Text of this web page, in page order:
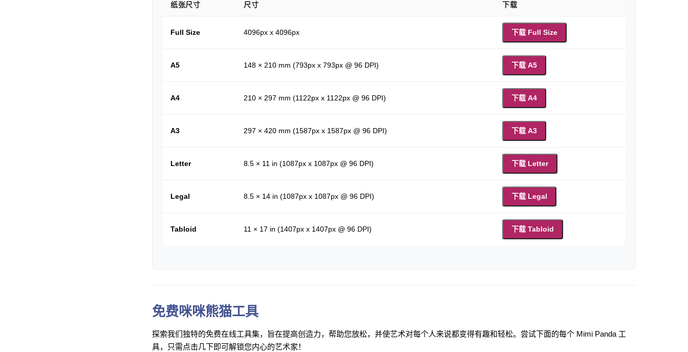
纸张尺寸 尺寸 下载
Full Size 4096px x 4096px 下载 Full Size
A5 148 × 210 mm (793px x 793px @ 96 DPI) 下载 A5
A4 210 × 297 mm (1122px x 1122px @ 96 DPI) 下载 A4
A3 297 × 420 mm (1587px x 1587px @ 96 DPI) 下载 A3
Letter 8.5 × 11 in (1087px x 1087px @ 96 DPI) 下载 Letter
Legal 8.5 × 14 in (1087px x 1087px @ 96 DPI) 下载 Legal
Tabloid 11 × 17 in (1407px x 1407px @ 96 DPI) 下载 Tabloid
免费咪咪熊猫工具
探索我们独特的免费在线工具集，旨在提高创造力，帮助您放松，并使艺术对每个人来说都变得有趣和轻松。尝试下面的每个 Mimi Panda 工
具，只需点击几下即可解锁您内心的艺术家！